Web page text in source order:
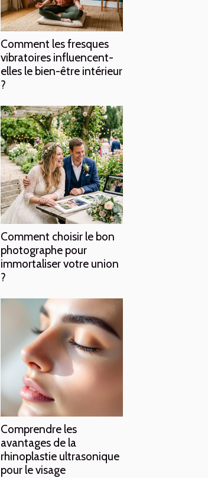
Comment les fresques
vibratoires influencent-
elles le bien-être intérieur
?
Comment choisir le bon
photographe pour
immortaliser votre union
?
Comprendre les
avantages de la
rhinoplastie ultrasonique
pour le visage